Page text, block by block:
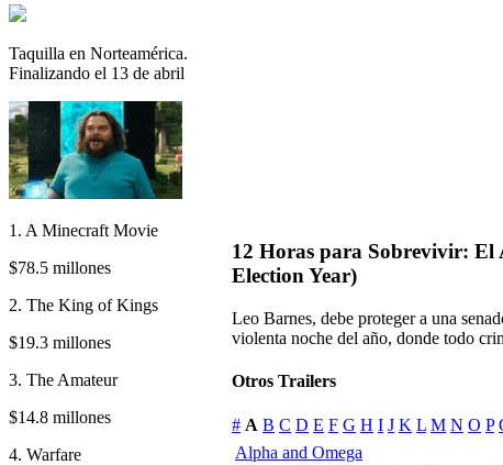
Taquilla en Norteamérica.
Finalizando el 13 de abril
1. A Minecraft Movie
$78.5 millones
2. The King of Kings
$19.3 millones
3. The Amateur
$14.8 millones
4. Warfare
12 Horas para Sobrevivir: El
Election Year)
Leo Barnes, debe proteger a una
violenta noche del año, donde todo
Otros Trailers
# A B C D E F G H I J K L M N O P
Alpha and Omega